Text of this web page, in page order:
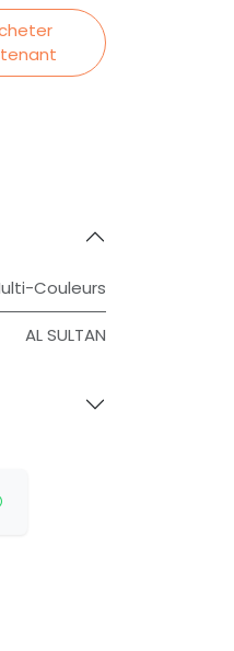
Couleurs
AL SULTAN